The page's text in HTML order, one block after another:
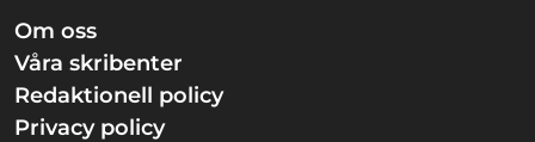
Om oss
Våra skribenter
Redaktionell policy
Privacy policy